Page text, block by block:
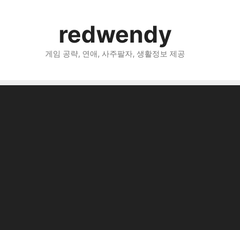
redwendy
게임 공략, 연애, 사주팔자, 생활정보 제공